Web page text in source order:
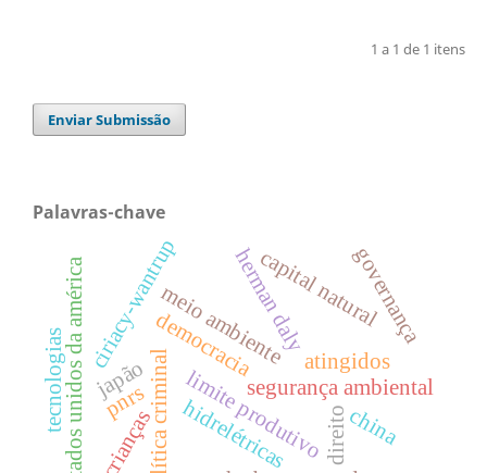
1 a 1 de 1 itens
Enviar Submissão
Palavras-chave
ciriacy-wantrup herman daly
segurança ambiental
limite produtivo
capital natural
meio ambiente
política criminal
estados unidos da américa japão atingidos
direito
hidrelétricas
pnrs
china
governança
tecnologias
crianças
democracia